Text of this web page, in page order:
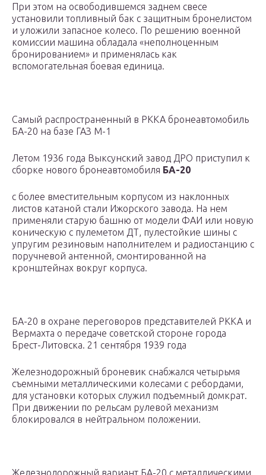
При этом на освободившемся заднем свесе
установили топливный бак с защитным бронелистом
и уложили запасное колесо. По решению военной
комиссии машина обладала «неполноценным
бронированием» и применялась как
вспомогательная боевая единица.
Самый распространенный в РККА бронеавтомобиль
БА-20 на базе ГАЗ М-1
Летом 1936 года Выксунский завод ДРО приступил к
сборке нового бронеавтомобиля БА-20
с более вместительным корпусом из наклонных
листов катаной стали Ижорского завода. На нем
применяли старую башню от модели ФАИ или новую
коническую с пулеметом ДТ, пулестойкие шины с
упругим резиновым наполнителем и радиостанцию с
поручневой антенной, смонтированной на
кронштейнах вокруг корпуса.
БА-20 в охране переговоров представителей РККА и
Вермахта о передаче советской стороне города
Брест-Литовска. 21 сентября 1939 года
Железнодорожный броневик снабжался четырьмя
съемными металлическими колесами с ребордами,
для установки которых служил подъемный домкрат.
При движении по рельсам рулевой механизм
блокировался в нейтральном положении.
Железнодорожный вариант БА-20 с металлическими